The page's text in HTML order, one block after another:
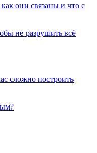
они связаны и что с
не разрушить всё
сложно построить